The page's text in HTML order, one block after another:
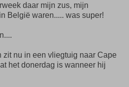
daar mijn zus, mijn
België waren..... was super!
zit nu in een vliegtuig naar Cape
het donerdag is wanneer hij